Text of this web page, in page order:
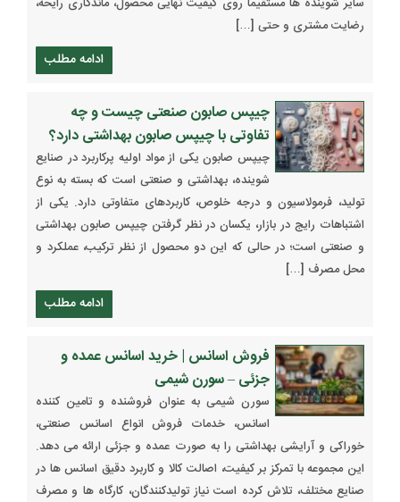
رضایت مشتری و حتی […]
ادامه مطلب
چیپس صابون صنعتی چیست و چه
تفاوتی با چیپس صابون بهداشتی دارد؟
چیپس صابون یکی از مواد اولیه پرکاربرد در صنایع
شوینده، بهداشتی و صنعتی است که بسته به نوع
تولید، فرمولاسیون و درجه خلوص، کاربردهای متفاوتی دارد. یکی از
اشتباهات رایج در بازار، یکسان در نظر گرفتن چیپس صابون بهداشتی
و صنعتی است؛ در حالی که این دو محصول از نظر ترکیب، عملکرد و
محل مصرف […]
ادامه مطلب
فروش اسانس | خرید اسانس عمده و
جزئی – سورن شیمی
سورن شیمی به عنوان فروشنده و تامین کننده
اسانس، خدمات فروش انواع اسانس صنعتی،
خوراکی و آرایشی بهداشتی را به صورت عمده و جزئی ارائه می دهد.
این مجموعه با تمرکز بر کیفیت، اصالت کالا و کاربرد دقیق اسانس ها در
صنایع مختلف، تلاش کرده است نیاز تولیدکنندگان، کارگاه ها و مصرف